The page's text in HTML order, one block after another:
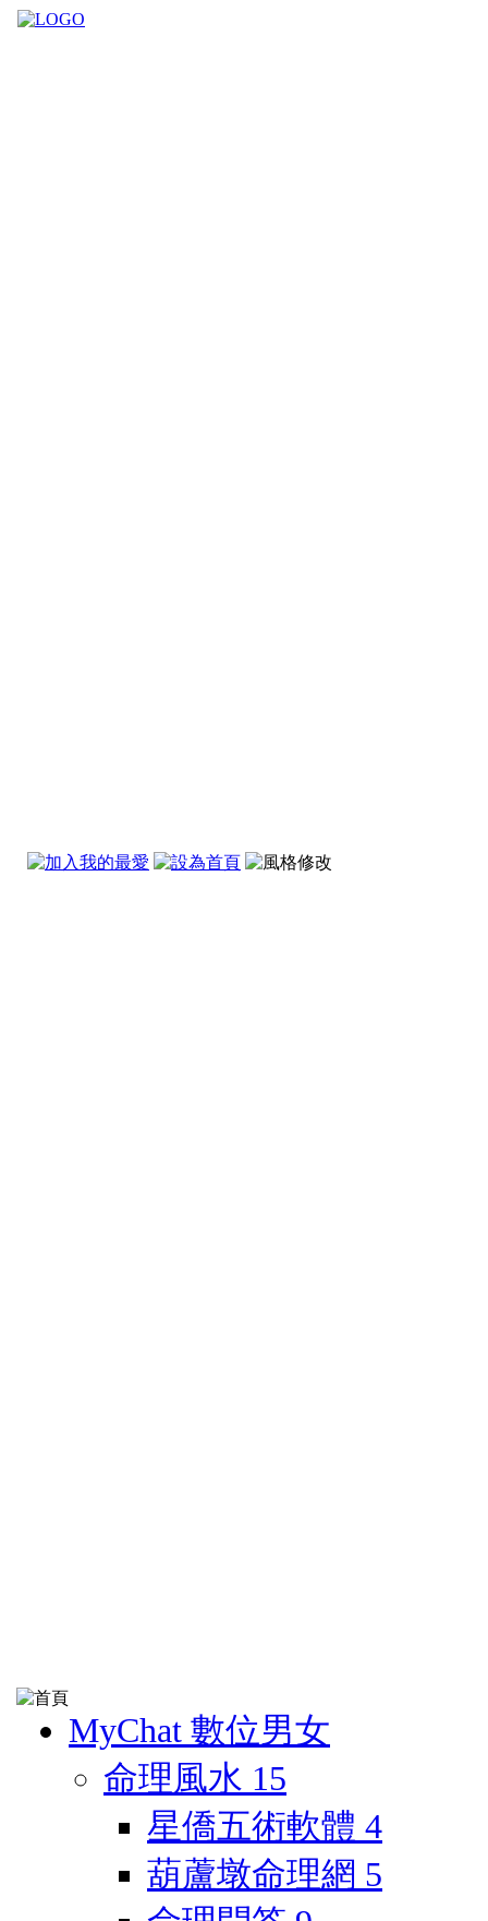
MyChat 數位男女
命理風水 15
星僑五術軟體 4
葫蘆墩命理網 5